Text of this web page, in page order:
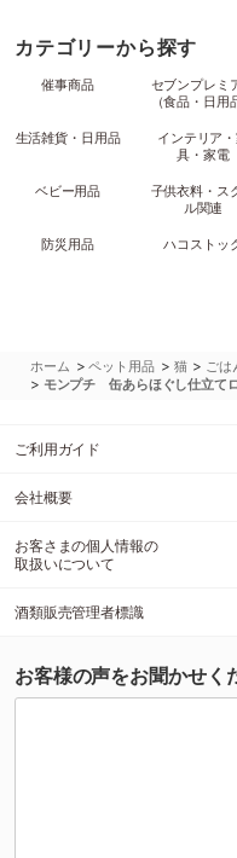
カテゴリーから探す
催事商品
セブンプレミ
（食品・日用
生活雑貨・日用品
インテリア
具・家電
ベビー用品
子供衣料・ス
ル関連
防災用品 ハコストッ
ホーム >ペット用品 > 猫 > ごは
> モンプチ 缶あらほぐし仕立て
ご利用ガイド
会社概要
お客さまの個人情報の
取扱いについて
酒類販売管理者標識
お客様の声をお聞かせく